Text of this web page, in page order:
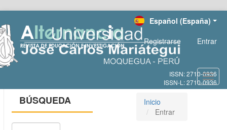
rápido
al
contenido
de
la
principal
Contenido
Español (España)
Registrarse
Entrar
Inicio
Entrar
BÚSQUEDA